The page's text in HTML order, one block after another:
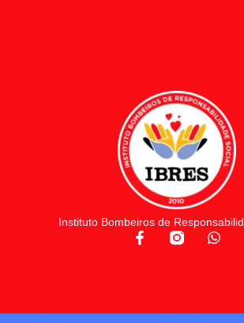
Instituto Bombeiros de